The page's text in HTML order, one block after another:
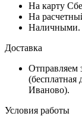
На карту
На
Наличными.
Доставка
Отправляем
(бесплатная
Иваново).
Условия работы